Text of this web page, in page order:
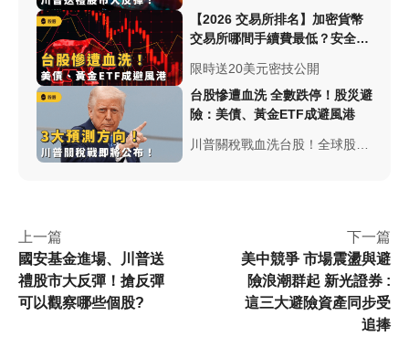
4月10號凌晨川普宣布關稅暫緩
90日！突如其來的操作讓台股10
日反彈，全面漲停震撼全台，面
對大跌後的大漲，我們可以怎麼
選股呢？
【2026 交易所排名】加密貨幣
交易所哪間手續費最低？安全性
限時送20美元密技公開
台股慘遭血洗 全數跌停！股災避
險：美債、黃金ETF成避風港
川普關稅戰血洗台股！全球股民
上一篇
國安基金進場、川普送
禮股市大反彈！搶反彈
可以觀察哪些個股?
下一篇
美中競爭 市場震盪與避
險浪潮群起 新光證券 :
這三大避險資產同步受
追捧